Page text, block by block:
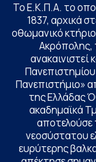
Το Ε.Κ.Π.Α. το
1837, αρχικά
οθωμανικό
Ακρόπολης,
ανακαινιστεί
Πανεπιστήμιο»
της Ελλάδας
ακαδημαϊκά
αποτελούσε
νεοσύστατου
ευρύτερης